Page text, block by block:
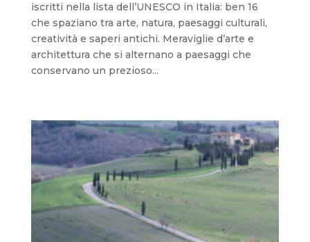
iscritti nella lista dell’UNESCO in Italia: ben 16
che spaziano tra arte, natura, paesaggi culturali,
creatività e saperi antichi. Meraviglie d’arte e
architettura che si alternano a paesaggi che
conservano un prezioso...